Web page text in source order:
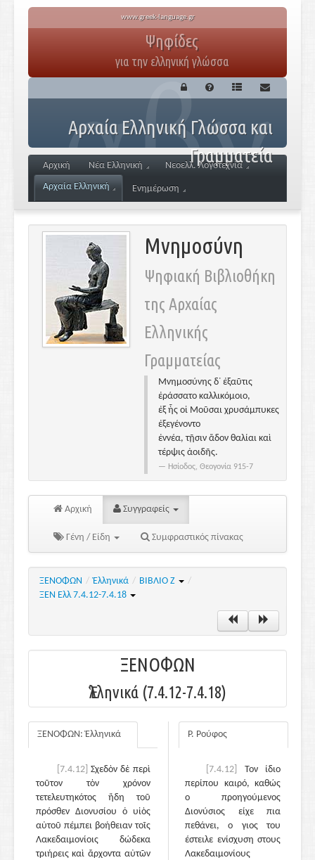
www.greek-language.gr
Ψηφίδες
για την ελληνική γλώσσα
Αρχαία Ελληνική Γλώσσα και
Γραμματεία
Αρχική Νέα Ελληνική
Νεοελλ. Λογοτεχνία
Αρχαία Ελληνική
Ενημέρωση
Μνημοσύνη
Ψηφιακή Βιβλιοθήκη
της Αρχαίας
Ελληνικής
Γραμματείας
Μνημοσύνης δ᾽ ἐξαῦτις
ἐράσσατο καλλικόμοιο,
ἐξ ἧς οἱ Μοῦσαι χρυσάμπυκες
ἐξεγένοντο
ἐννέα, τῇσιν ἅδον θαλίαι καὶ
τέρψις ἀοιδῆς.
Ησίοδος, Θεογονία 915-7
Αρχική Συγγραφείς
Γένη / Είδη Συμφραστικός πίνακας
ΞΕΝΟΦΩΝ / Ἑλληνικά / ΒΙΒΛΙΟ Ζ
/
ΞΕΝ Ελλ 7.4.12-7.4.18
ΞΕΝΟΦΩΝ
Ἑλληνικά (7.4.12-7.4.18)
ΞΕΝΟΦΩΝ: Ἑλληνικά
[7.4.12] Σχεδὸν δὲ περὶ
τοῦτον τὸν χρόνον
τετελευτηκότος ἤδη τοῦ
πρόσθεν Διονυσίου ὁ υἱὸς
αὐτοῦ πέμπει βοήθειαν τοῖς
Λακεδαιμονίοις δώδεκα
τριήρεις καὶ ἄρχοντα αὐτῶν
Ρ. Ρούφος
[7.4.12]
Τον ίδιο
περίπου καιρό, καθώς
ο προηγούμενος
Διονύσιος είχε πια
πεθάνει, ο γιος του
έστειλε ενίσχυση στους
Λακεδαιμονίους